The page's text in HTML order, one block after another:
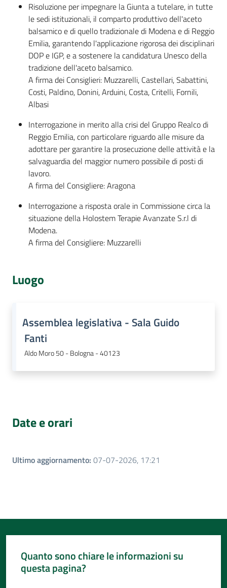
Risoluzione per impegnare la Giunta a tutelare, in tutte
le sedi istituzionali, il comparto produttivo dell'aceto
balsamico e di quello tradizionale di Modena e di Reggio
Emilia, garantendo l'applicazione rigorosa dei disciplinari
DOP e IGP, e a sostenere la candidatura Unesco della
tradizione dell'aceto balsamico.
A firma dei Consiglieri: Muzzarelli, Castellari, Sabattini,
Costi, Paldino, Donini, Arduini, Costa, Critelli, Fornili,
Albasi
Interrogazione in merito alla crisi del Gruppo Realco di
Reggio Emilia, con particolare riguardo alle misure da
adottare per garantire la prosecuzione delle attività e la
salvaguardia del maggior numero possibile di posti di
lavoro.
A firma del Consigliere: Aragona
Interrogazione a risposta orale in Commissione circa la
situazione della Holostem Terapie Avanzate S.r.l di
Modena.
A firma del Consigliere: Muzzarelli
Luogo
Assemblea legislativa - Sala Guido
Fanti
Aldo Moro 50 - Bologna - 40123
Date e orari
Ultimo aggiornamento: 07-07-2026, 17:21
Quanto sono chiare le informazioni su
questa pagina?